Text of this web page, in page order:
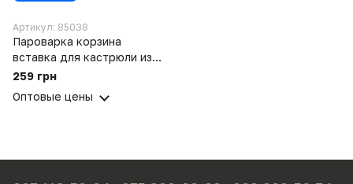
Артикул: 85038
Пароварка корзина
вставка для кастрюли из
нержавеющей стали
259 грн
Оптовые цены